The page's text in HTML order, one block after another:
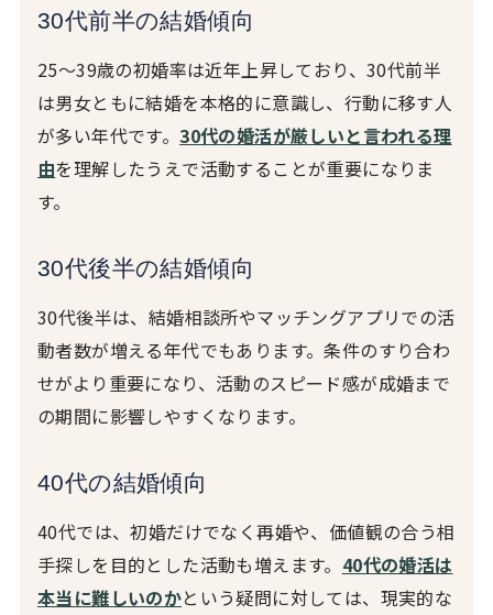
30代前半の結婚傾向
25〜39歳の初婚率は近年上昇しており、30代前半
は男女ともに結婚を本格的に意識し、行動に移す人
が多い年代です。30代の婚活が厳しいと言われる理
由を理解したうえで活動することが重要になりま
す。
30代後半の結婚傾向
30代後半は、結婚相談所やマッチングアプリでの活
動者数が増える年代でもあります。条件のすり合わ
せがより重要になり、活動のスピード感が成婚まで
の期間に影響しやすくなります。
40代の結婚傾向
40代では、初婚だけでなく再婚や、価値観の合う相
手探しを目的とした活動も増えます。 40代の婚活は
本当に難しいのかという疑問に対しては、現実的な